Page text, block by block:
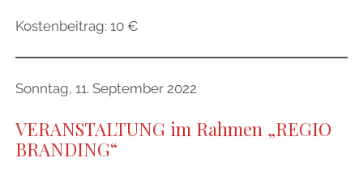
Kostenbeitrag: 10 €
Sonntag, 11. September 2022
VERANSTALTUNG im Rahmen „REGIO
BRANDING“